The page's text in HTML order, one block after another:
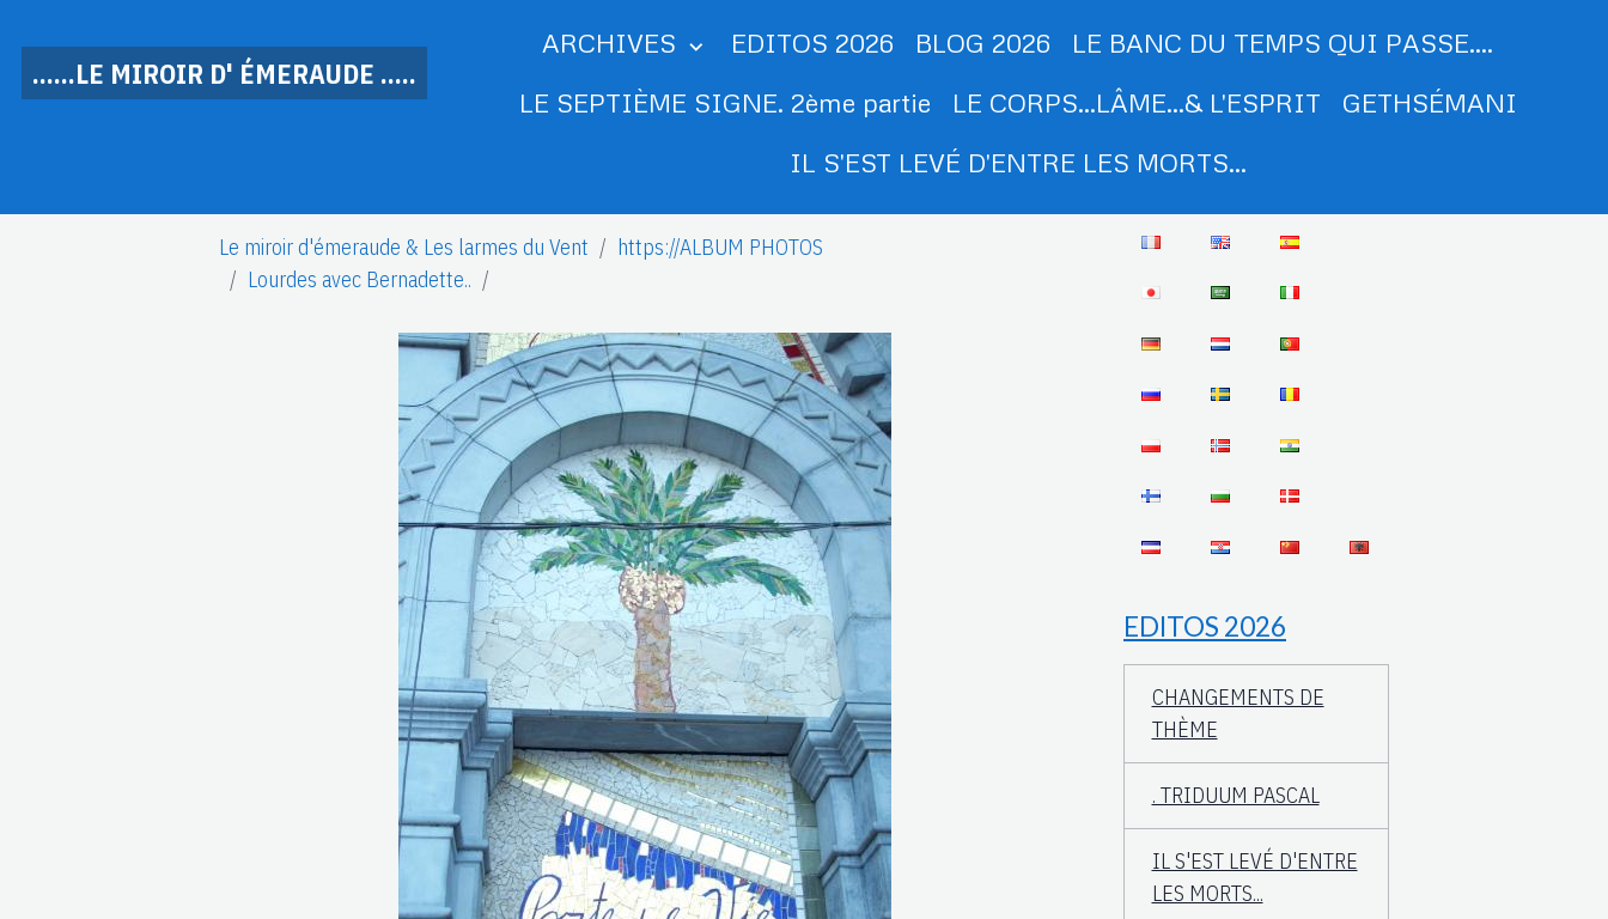
......LE MIROIR D' ÉMERAUDE .....
ARCHIVES
EDITOS 2026 BLOG 2026
LE BANC DU TEMPS QUI PASSE....
LE SEPTIÈME SIGNE. 2ème partie
LE CORPS...LÂME...& L'ESPRIT
GETHSÉMANI
IL S'EST LEVÉ D'ENTRE LES MORTS...
Le miroir d'émeraude & Les larmes du Vent
https://ALBUM PHOTOS
Lourdes avec Bernadette..
EDITOS 2026
CHANGEMENTS DE
THÈME
. TRIDUUM PASCAL
IL S'EST LEVÉ D'ENTRE
LES MORTS...